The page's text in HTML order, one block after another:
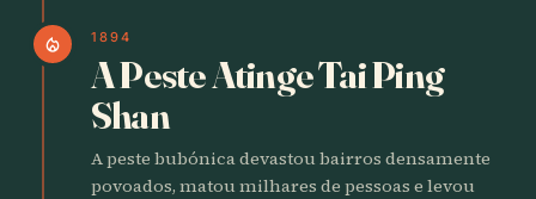
local_fire_department 1894
A Peste Atinge Tai Ping
Shan
A peste bubónica devastou bairros densamente
povoados, matou milhares de pessoas e levou